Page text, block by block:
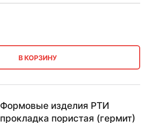
В КОРЗИНУ
Формовые изделия РТИ
прокладка пористая (гермит)